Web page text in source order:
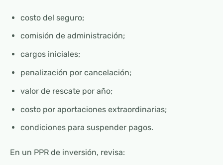
costo del seguro;
comisión de administración;
cargos iniciales;
penalización por cancelación;
valor de rescate por año;
costo por aportaciones extraordinarias;
condiciones para suspender pagos.
En un PPR de inversión, revisa: